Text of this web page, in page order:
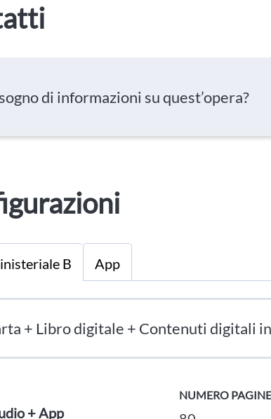
di informazioni su quest’opera?
B App
+ Libro digitale + Contenuti digitali
+ App
NUMERO PAGINE